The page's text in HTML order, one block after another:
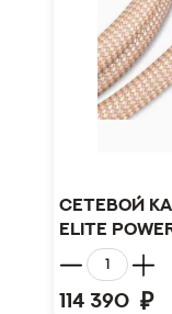
Сетевой
Elite Power
114 390 ₽